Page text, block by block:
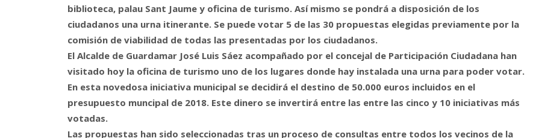
biblioteca, palau Sant Jaume y oficina de turismo. Así mismo se pondrá a disposición de los
ciudadanos una urna itinerante. Se puede votar 5 de las 30 propuestas elegidas previamente por la
comisión de viabilidad de todas las presentadas por los ciudadanos.
El Alcalde de Guardamar José Luis Sáez acompañado por el concejal de Participación Ciudadana han
visitado hoy la oficina de turismo uno de los lugares donde hay instalada una urna para poder votar.
En esta novedosa iniciativa municipal se decidirá el destino de 50.000 euros incluidos en el
presupuesto muncipal de 2018. Este dinero se invertirá entre las entre las cinco y 10 iniciativas más
votadas.
Las propuestas han sido seleccionadas tras un proceso de consultas entre todos los vecinos de la